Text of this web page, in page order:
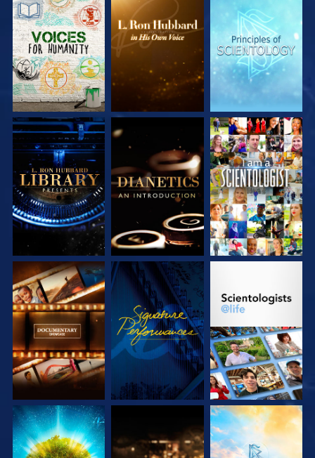
DÉCOUVRIR LES
SÉRIES
DÉCOUVRIR LES
SÉRIES
DÉCOUVRIR LES
SÉRIES
DÉCOUVRIR LES
SÉRIES
DÉCOUVRIR LES
SÉRIES
REGARDER
DÉCOUVRIR LES
SÉRIES
REGARDER
DÉCOUVRIR LES
DÉCOUVRIR LES
DÉCOUVRIR LES
DÉCOUVRIR LES